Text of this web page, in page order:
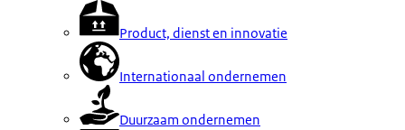
Product, dienst en innovatie
Internationaal ondernemen
Duurzaam ondernemen